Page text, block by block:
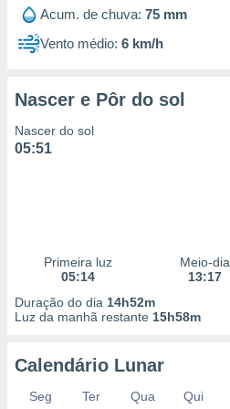
utilizar
criar
ou
de dados
e melhorar
dados
Acum. de chuva: 75 mm
Vento médio: 6 km/h
Nascer e Pôr do sol
Nascer do sol
05:51
Primeira luz
05:14
Meio-dia
13:17
Duração do dia 14h52m
Luz da manhã restante 15h58m
Calendário Lunar
Seg Ter Qua Qui